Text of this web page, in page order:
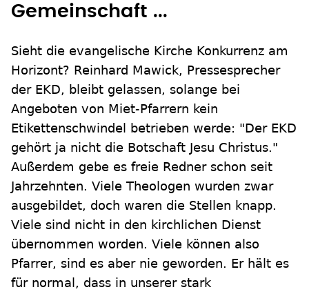
Gemeinschaft ...
Sieht die evangelische Kirche Konkurrenz am
Horizont? Reinhard Mawick, Pressesprecher
der EKD, bleibt gelassen, solange bei
Angeboten von Miet-Pfarrern kein
Etikettenschwindel betrieben werde: "Der EKD
gehört ja nicht die Botschaft Jesu Christus."
Außerdem gebe es freie Redner schon seit
Jahrzehnten. Viele Theologen wurden zwar
ausgebildet, doch waren die Stellen knapp.
Viele sind nicht in den kirchlichen Dienst
übernommen worden. Viele können also
Pfarrer, sind es aber nie geworden. Er hält es
für normal, dass in unserer stark